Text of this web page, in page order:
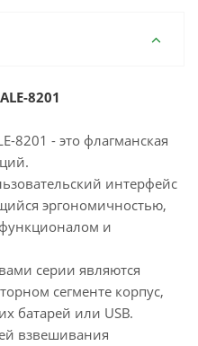
8201
8201 - это флагманская
интерфейс
эргономичностью,
и
серии являются
сегменте корпус,
батарей или USB.
взвешивания